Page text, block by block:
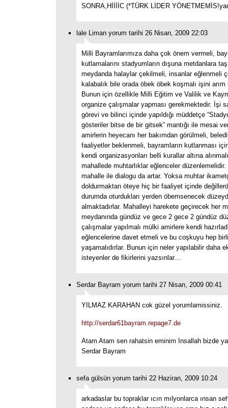
SONRA,HİİİİC (*TÜRK LİDER
lale Liman yorum tarihi 26 Nisan, 2009 22:03
Milli Bayramlarımıza daha çok önem vermeli,
kutlamalarını stadyumların dışuna metdanlara
meydanda halaylar çekilmeli, insanlar eğlenmeli
kalabalık bile orada öbek öbek koşmalı işini arım
Bunun için özellikle Milli Eğitim ve Valilik ve
organize çalışmalar yapması gerekmektedir. İşi
görevi ve bilinci içinde yapıldığı müddetçe
gösteriler bitse de bir gitsek” mantığı ile mesai
amirlerin heyecanı her bakımdan görülmeli,
faaliyetler beklenmeli, bayramların kutlanması
kendi organizasyonları belli kurallar altına
mahallede muhtarlıklar eğlenceler
mahalle ile dialogu da artar. Yoksa muhtar
doldurmaktan öteye hiç bir faaliyet içinde
durumda oturdukları yerden öbemsenecek
almaktadırlar. Mahalleyi harekete geçirecek her
meydanında gündüz ve gece 2 gece 2 gündüz
çalışmalar yapılmalı mülki amirlere kendi
eğlencelerine davet etmeli ve bu coşkuyu hep
yaşamalıdırlar. Bunun için neler yapılabilir daha
isteyenler de fikirlerini yazsınlar…
Serdar Bayram yorum tarihi 27 Nisan, 2009 00:41
YILMAZ KARAHAN cok güzel yorumlamissiniz.
http://serdar61bayram.repage7.de
Atam Atam sen rahatsin eminim Insallah bizde
Serdar Bayram
sefa gülsün yorum tarihi 22 Haziran, 2009 10:24
arkadaslar bu topraklar ıcın mılyonlarca ınsan